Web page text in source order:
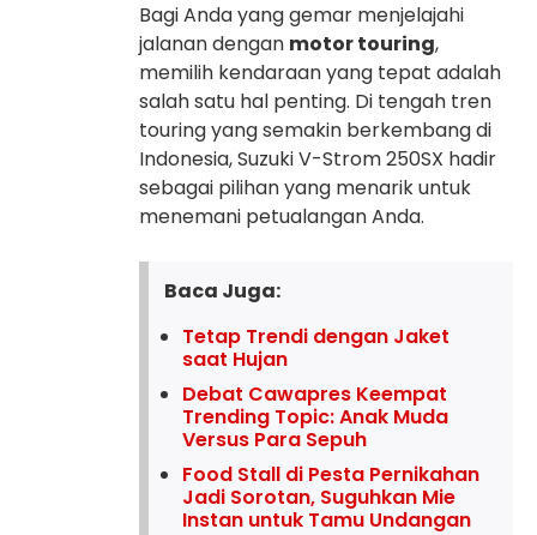
Bagi Anda yang gemar menjelajahi
jalanan dengan motor touring,
memilih kendaraan yang tepat adalah
salah satu hal penting. Di tengah tren
touring yang semakin berkembang di
Indonesia, Suzuki V-Strom 250SX hadir
sebagai pilihan yang menarik untuk
menemani petualangan Anda.
Baca Juga:
Tetap Trendi dengan Jaket
saat Hujan
Debat Cawapres Keempat
Trending Topic: Anak Muda
Versus Para Sepuh
Food Stall di Pesta Pernikahan
Jadi Sorotan, Suguhkan Mie
Instan untuk Tamu Undangan